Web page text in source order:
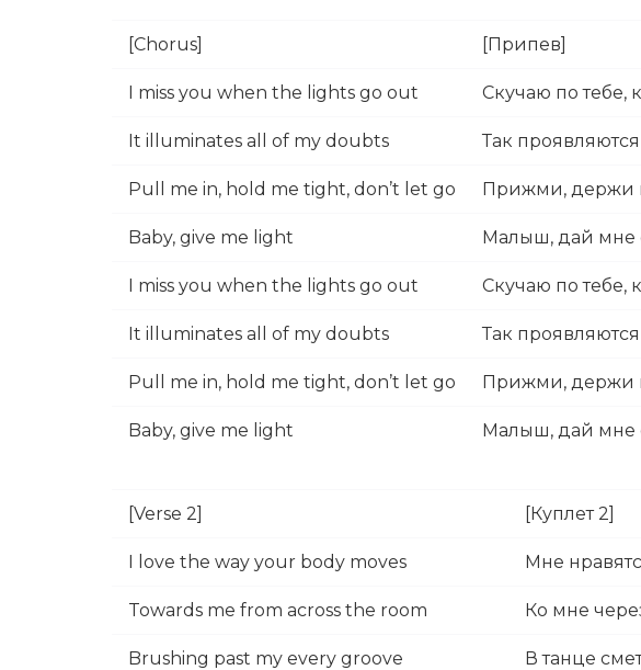
[Chorus] [Припев]
I miss you when the lights go out Скучаю по тебе,
It illuminates all of my doubts Так
Pull me in, hold me tight, don’t let go Прижми, держи
Baby, give me light Малыш, дай мне
I miss you when the lights go out Скучаю по тебе,
It illuminates all of my doubts Так
Pull me in, hold me tight, don’t let go Прижми, держи
Baby, give me light Малыш, дай мне
[Verse 2] [Куплет 2]
I love the way your body moves Мне
Towards me from across the room Ко мне
Brushing past my every groove В танце